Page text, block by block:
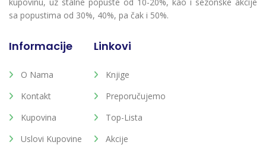
sa popustima od 30%, 40%, pa čak i 50%.
Informacije
O Nama
Kontakt
Kupovina
Uslovi Kupovine
Linkovi
Knjige
Preporučujemo
Top-Lista
Akcije